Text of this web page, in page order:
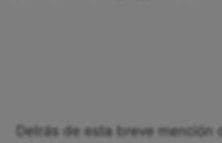
Detrás de esta breve mención